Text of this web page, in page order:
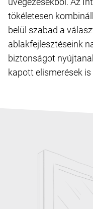
tökéletesen
belül szabad a
ablakfejlesztéseink
biztonságot
kapott elismerések